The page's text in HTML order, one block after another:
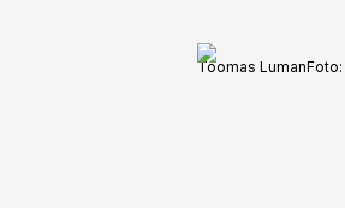
Toomas LumanFoto: